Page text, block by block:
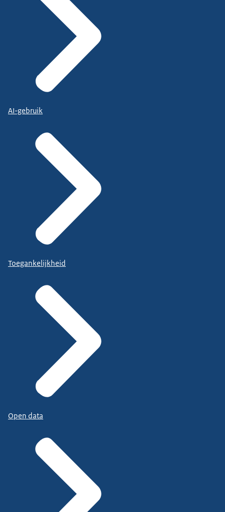
AI-gebruik
Toegankelijkheid
Open data